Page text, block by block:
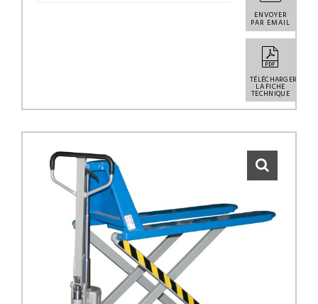
ENVOYER
PAR EMAIL
TÉLÉCHARGER
LA FICHE
TECHNIQUE